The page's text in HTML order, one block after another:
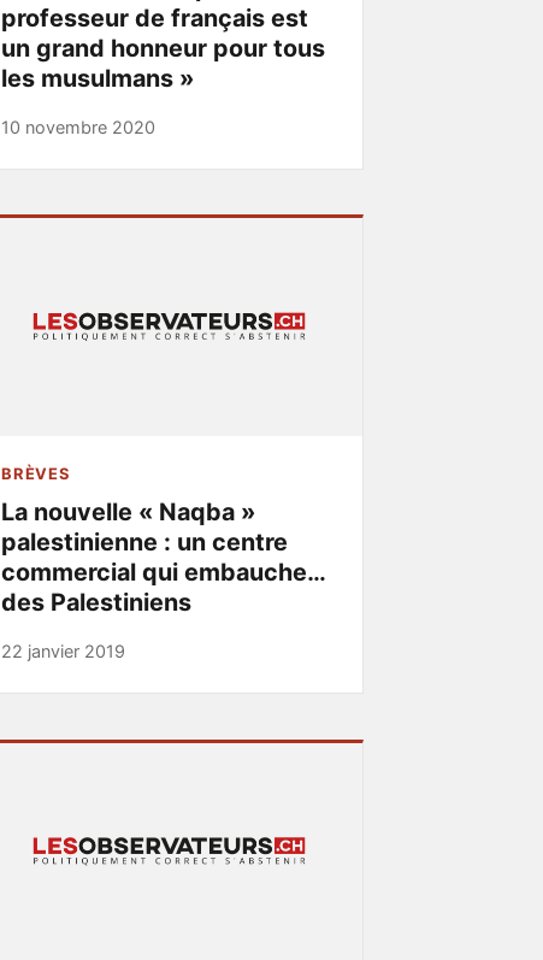
professeur de français est
un grand honneur pour tous
les musulmans »
10 novembre 2020
BRÈVES
La nouvelle « Naqba »
palestinienne : un centre
commercial qui embauche…
des Palestiniens
22 janvier 2019